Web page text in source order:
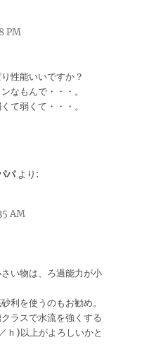
PM
性能いいですか？
なもんで・・・。
て弱くて・・・。
パ より:
AM
い物は、ろ過能力が小
利を使うのもお勧め。
ラスで水流を強くする
ｈ)以上がよろしいかと